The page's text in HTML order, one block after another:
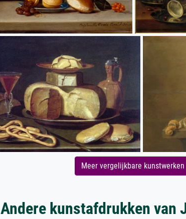
Meer vergelijkbare
Andere kunstafdrukken van